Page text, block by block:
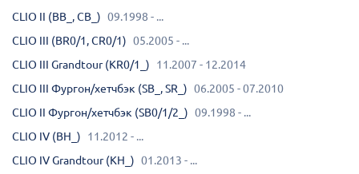
CLIO II (BB_, CB_) 09.1998 - ...
CLIO III (BR0/1, CR0/1) 05.2005 - ...
CLIO III Grandtour (KR0/1_)
11.2007 - 12.2014
CLIO III Фургон/хетчбэк (SB_, SR_) 06.2005 - 07.2010
CLIO II Фургон/хетчбэк (SB0/1/2_) 09.1998 - ...
CLIO IV (BH_)
11.2012 - ...
CLIO IV Grandtour (KH_) 01.2013 - ...